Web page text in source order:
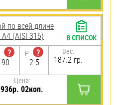
по всей длине
(AISI 316)
?
90
P
?
2.5
Вес:
187.2 гр.
Цена:
936р. 02коп.
В СПИСОК